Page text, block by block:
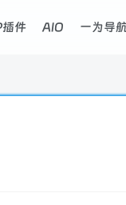
件 AIO 一为导航